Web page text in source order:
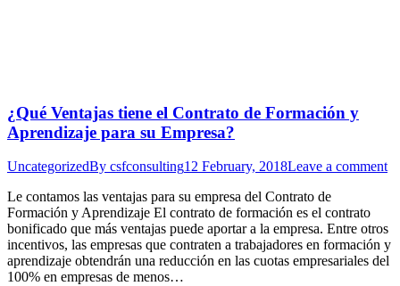
¿Qué Ventajas tiene el Contrato de Formación y
Aprendizaje para su Empresa?
UncategorizedBy csfconsulting12 February, 2018Leave a comment
Le contamos las ventajas para su empresa del Contrato de
Formación y Aprendizaje El contrato de formación es el contrato
bonificado que más ventajas puede aportar a la empresa. Entre otros
incentivos, las empresas que contraten a trabajadores en formación y
aprendizaje obtendrán una reducción en las cuotas empresariales del
100% en empresas de menos…